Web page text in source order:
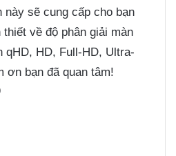
này sẽ cung cấp cho bạn
về độ phân giải màn
qHD, HD, Full-HD, Ultra-
ơn bạn đã quan tâm!